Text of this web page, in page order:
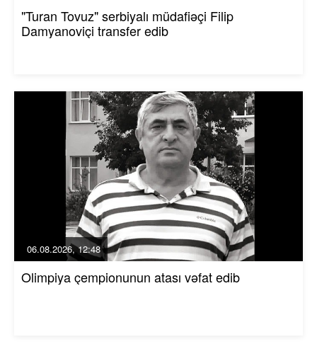
"Turan Tovuz" serbiyalı müdafiəçi Filip
Damyanoviçi transfer edib
06.08.2026, 12:48
Olimpiya çempionunun atası vəfat edib